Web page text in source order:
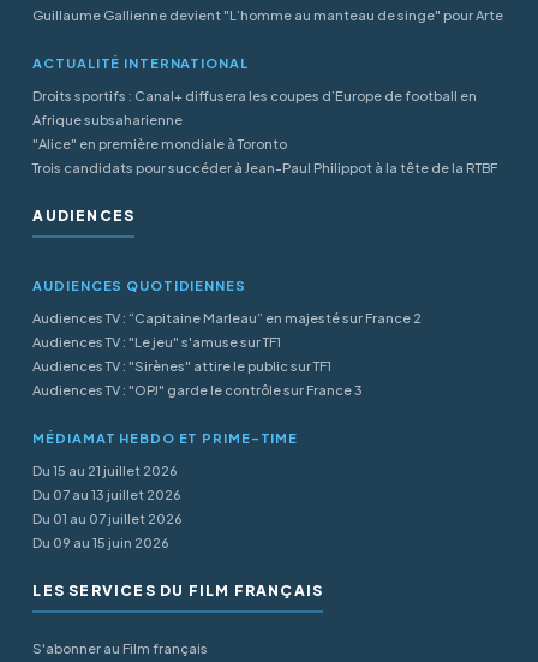
Guillaume Gallienne devient "L’homme au manteau de singe" pour Arte
ACTUALITÉ INTERNATIONAL
Droits sportifs : Canal+ diffusera les coupes d’Europe de football en
Afrique subsaharienne
"Alice" en première mondiale à Toronto
Trois candidats pour succéder à Jean-Paul Philippot à la tête de la RTBF
AUDIENCES
AUDIENCES QUOTIDIENNES
Audiences TV : “Capitaine Marleau” en majesté sur France 2
Audiences TV : "Le jeu" s'amuse sur TF1
Audiences TV : "Sirènes" attire le public sur TF1
Audiences TV : "OPJ" garde le contrôle sur France 3
MÉDIAMAT HEBDO ET PRIME-TIME
Du 15 au 21 juillet 2026
Du 07 au 13 juillet 2026
Du 01 au 07 juillet 2026
Du 09 au 15 juin 2026
LES SERVICES DU FILM FRANÇAIS
S'abonner au Film français